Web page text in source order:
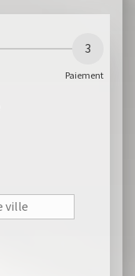
3
Paiement